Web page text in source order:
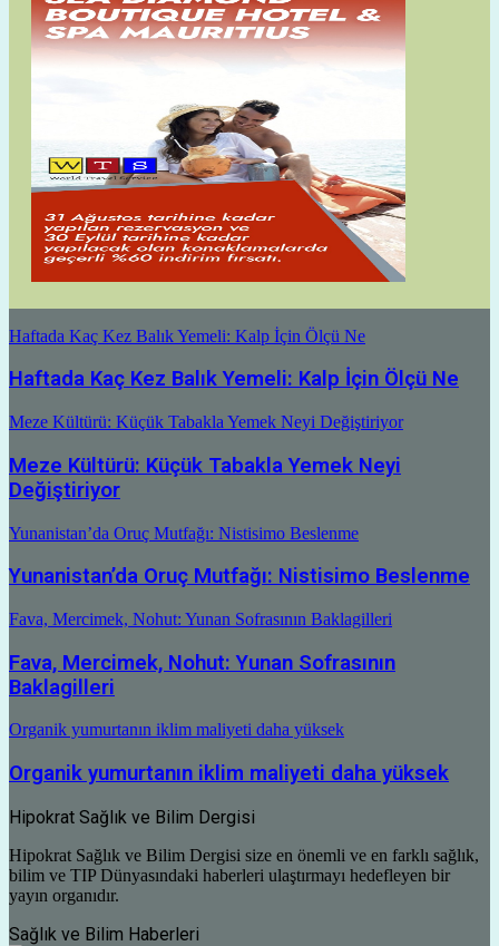
Haftada Kaç Kez Balık Yemeli: Kalp İçin Ölçü Ne
Haftada Kaç Kez Balık Yemeli: Kalp İçin Ölçü Ne
Meze Kültürü: Küçük Tabakla Yemek Neyi Değiştiriyor
Meze Kültürü: Küçük Tabakla Yemek Neyi
Değiştiriyor
Yunanistan’da Oruç Mutfağı: Nistisimo Beslenme
Yunanistan’da Oruç Mutfağı: Nistisimo Beslenme
Fava, Mercimek, Nohut: Yunan Sofrasının Baklagilleri
Fava, Mercimek, Nohut: Yunan Sofrasının
Baklagilleri
Organik yumurtanın iklim maliyeti daha yüksek
Organik yumurtanın iklim maliyeti daha yüksek
Hipokrat Sağlık ve Bilim Dergisi
Hipokrat Sağlık ve Bilim Dergisi size en önemli ve en farklı sağlık,
bilim ve TIP Dünyasındaki haberleri ulaştırmayı hedefleyen bir
yayın organıdır.
Sağlık ve Bilim Haberleri